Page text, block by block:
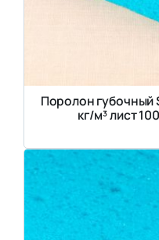
Поролон губочный
кг/м³ лист